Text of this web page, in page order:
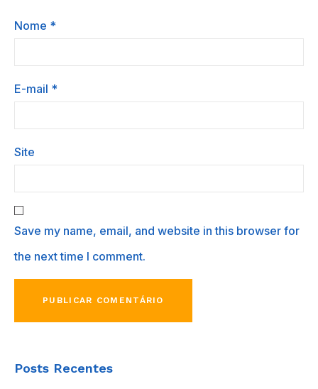
Nome *
E-mail *
Site
Save my name, email, and website in this browser for
the next time I comment.
Posts Recentes